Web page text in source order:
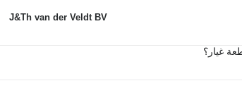
J&Th van der Veldt BV
غيار؟